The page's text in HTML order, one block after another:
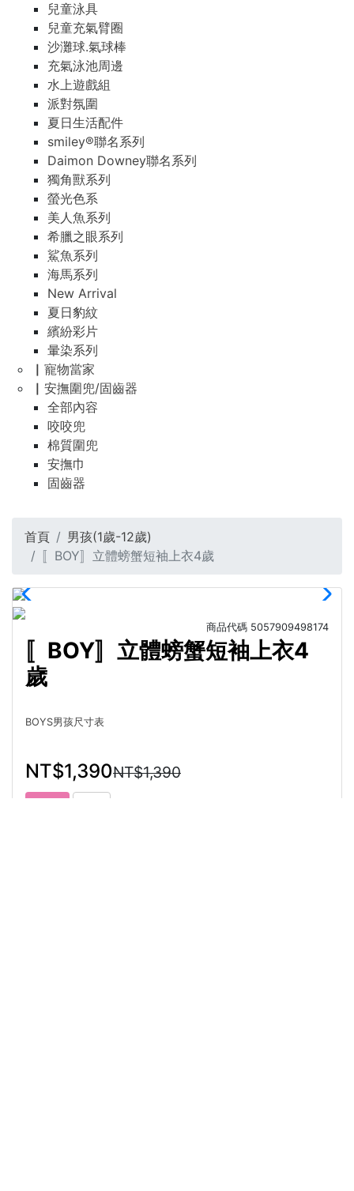
兒童泳具
兒童充氣臂圈
沙灘球.氣球棒
充氣泳池周邊
水上遊戲組
派對氛圍
夏日生活配件
smiley®聯名系列
Daimon Downey聯名系列
獨角獸系列
螢光色系
美人魚系列
希臘之眼系列
鯊魚系列
海馬系列
New Arrival
夏日豹紋
繽紛彩片
暈染系列
▏寵物當家
▏安撫圍兜/固齒器
全部內容
咬咬兜
棉質圍兜
安撫巾
固齒器
首頁
男孩(1歲-12歲)
〚BOY〛立體螃蟹短袖上衣4歲
商品代碼 5057909498174
〚BOY〛立體螃蟹短袖上衣4
歲
BOYS男孩尺寸表
NT$1,390NT$1,390